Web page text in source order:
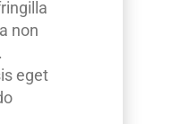
non
eget